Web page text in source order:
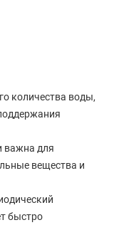
количества воды,
важна для
вещества и
быстро